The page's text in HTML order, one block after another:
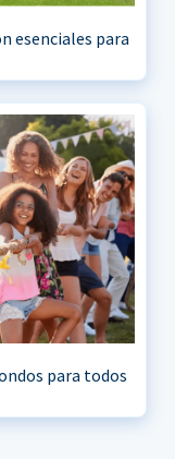
esenciales para
para todos